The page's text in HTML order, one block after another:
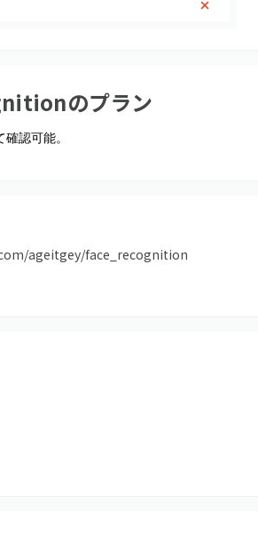
のプラン
認可能。
ageitgey/face_recognition